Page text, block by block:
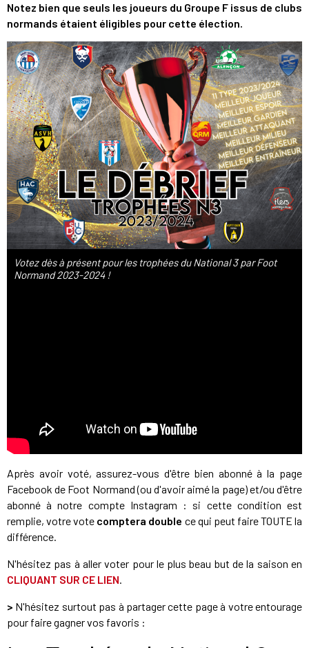
Notez bien que seuls les joueurs du Groupe F issus de clubs
normands étaient éligibles pour cette élection.
Votez dès à présent pour les trophées du National 3 par Foot
Normand 2023-2024 !
Après avoir voté, assurez-vous d'être bien abonné à la page
Facebook de Foot Normand (ou d'avoir aimé la page) et/ou d'être
abonné à notre compte Instagram : si cette condition est
remplie, votre vote comptera double ce qui peut faire TOUTE la
différence.
N'hésitez pas à aller voter pour le plus beau but de la saison en
CLIQUANT SUR CE LIEN.
> N'hésitez surtout pas à partager cette page à votre entourage
pour faire gagner vos favoris :